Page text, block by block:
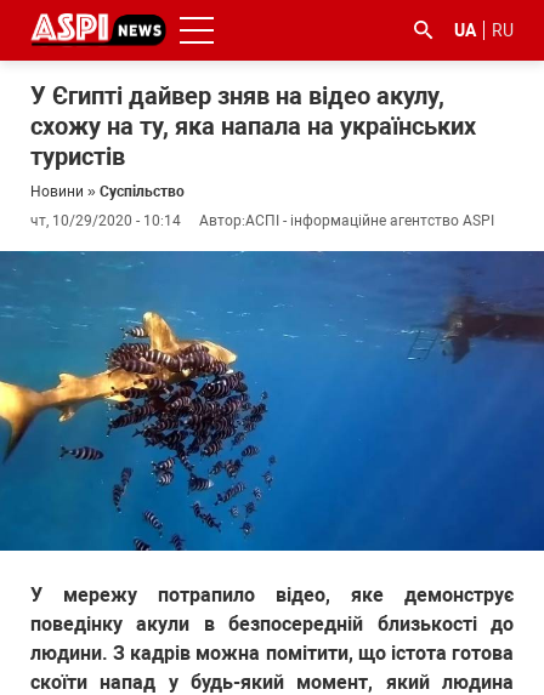
UA RU
У Єгипті дайвер зняв на відео акулу,
схожу на ту, яка напала на українських
туристів
Новини » Суспільство
чт, 10/29/2020 - 10:14
Автор:АСПІ - інформаційне агентство ASPI
У мережу потрапило відео, яке демонструє
поведінку акули в безпосередній близькості до
людини. З кадрів можна помітити, що істота готова
скоїти напад у будь-який момент, який людина
#ООС
#боротьба
корупцією
#коронавірус